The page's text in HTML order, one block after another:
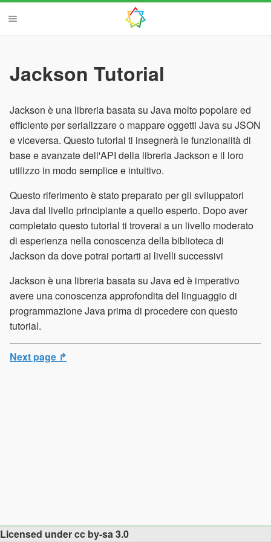
Jackson Tutorial
Jackson è una libreria basata su Java molto popolare ed
efficiente per serializzare o mappare oggetti Java su JSON
e viceversa. Questo tutorial ti insegnerà le funzionalità di
base e avanzate dell'API della libreria Jackson e il loro
utilizzo in modo semplice e intuitivo.
Questo riferimento è stato preparato per gli sviluppatori
Java dal livello principiante a quello esperto. Dopo aver
completato questo tutorial ti troverai a un livello moderato
di esperienza nella conoscenza della biblioteca di
Jackson da dove potrai portarti ai livelli successivi
Jackson è una libreria basata su Java ed è imperativo
avere una conoscenza approfondita del linguaggio di
programmazione Java prima di procedere con questo
tutorial.
Next page ↱
Licensed under cc by-sa 3.0